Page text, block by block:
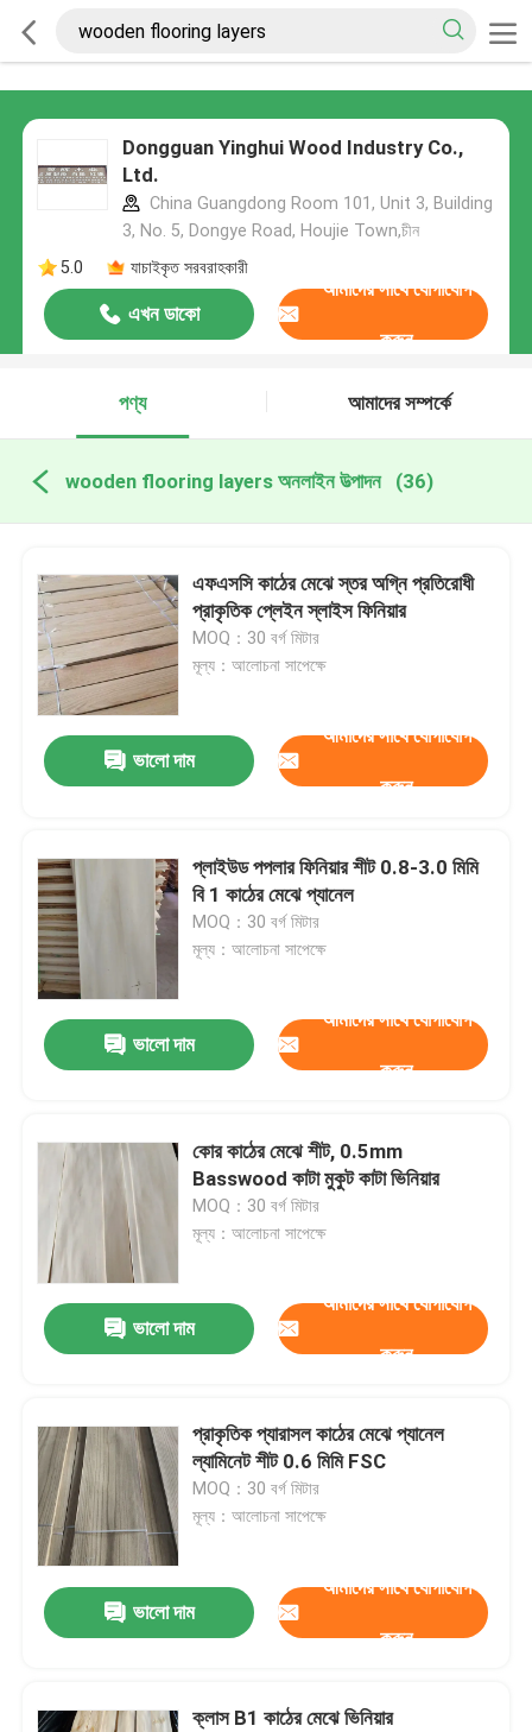
Dongguan Yinghui Wood Industry Co.,
Ltd.
China Guangdong Room 101, Unit 3, Building
3, No. 5, Dongye Road, Houjie Town,চীন
5.0
যাচাইকৃত সরবরাহকারী
এখন ডাকো
আমাদের সাথে যোগাযোগ
করুন
পণ্য আমাদের সম্পর্কে
wooden flooring layers অনলাইন উত্পাদন (36)
এফএসসি কাঠের মেঝে স্তর অগ্নি প্রতিরোধী
প্রাকৃতিক প্লেইন স্লাইস ফিনিয়ার
MOQ：30 বর্গ মিটার
মূল্য：আলোচনা সাপেক্ষে
ভালো দাম
আমাদের সাথে যোগাযোগ
করুন
প্লাইউড পপলার ফিনিয়ার শীট 0.8-3.0 মিমি
বি 1 কাঠের মেঝে প্যানেল
MOQ：30 বর্গ মিটার
মূল্য：আলোচনা সাপেক্ষে
ভালো দাম
আমাদের সাথে যোগাযোগ
করুন
কোর কাঠের মেঝে শীট, 0.5mm
Basswood কাটা মুকুট কাটা ভিনিয়ার
MOQ：30 বর্গ মিটার
মূল্য：আলোচনা সাপেক্ষে
ভালো দাম
আমাদের সাথে যোগাযোগ
করুন
প্রাকৃতিক প্যারাসল কাঠের মেঝে প্যানেল
ল্যামিনেট শীট 0.6 মিমি FSC
MOQ：30 বর্গ মিটার
মূল্য：আলোচনা সাপেক্ষে
ভালো দাম
আমাদের সাথে যোগাযোগ
করুন
ক্লাস B1 কাঠের মেঝে ভিনিয়ার